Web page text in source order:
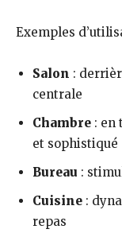
Exemples
Salon :
centrale
Chambre : en
et sophistiqué
Bureau :
Cuisine :
repas